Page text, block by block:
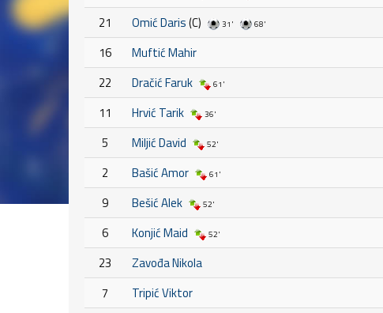
21 Omić Daris(C) 31' 68'
16
Muftić Mahir
22
Dračić Faruk 61'
11 Hrvić Tarik 36'
5 Miljić David 52'
2 Bašić Amor 61'
9 Bešić Alek 52'
6 Konjić Maid 52'
23
Zavođa Nikola
7
Tripić Viktor